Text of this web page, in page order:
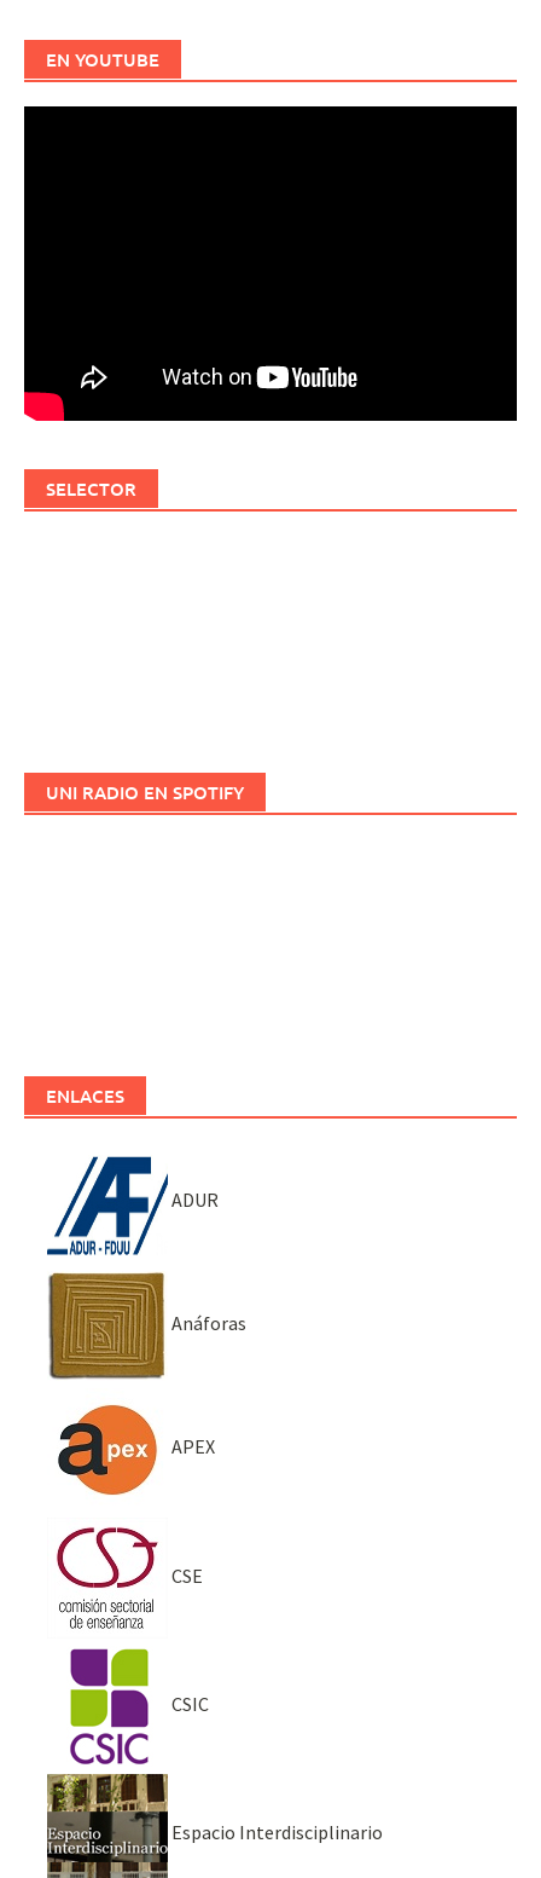
EN YOUTUBE
SELECTOR
UNI RADIO EN SPOTIFY
ENLACES
ADUR
Anáforas
APEX
CSE
CSIC
Espacio Interdisciplinario